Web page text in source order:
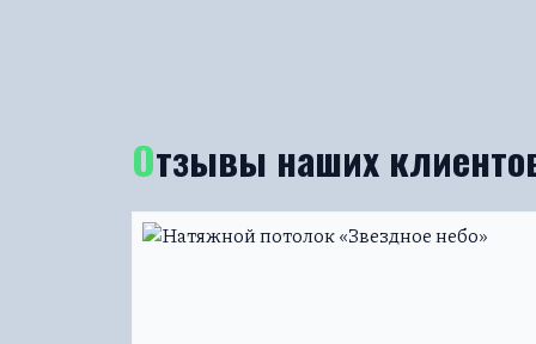
Отзывы наших